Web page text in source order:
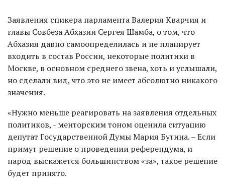
Заявления спикера парламента Валерия Кварчия и
главы Совбеза Абхазии Сергея Шамба, о том, что
Абхазия давно самоопределилась и не планирует
входить в состав России, некоторые политики в
Москве, в основном среднего звена, хоть и услышали,
но сделали вид, что это не имеет абсолютно никакого
значения.
«Нужно меньше реагировать на заявления отдельных
политиков, - менторским тоном оценила ситуацию
депутат Государственной Думы Мария Бутина. – Если
примут решение о проведении референдума, и
народ выскажется большинством «за», такое решение
будет принято.